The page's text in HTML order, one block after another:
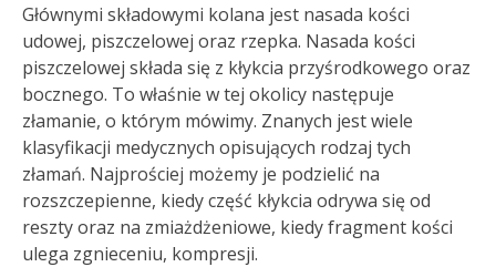
Głównymi składowymi kolana jest nasada kości
udowej, piszczelowej oraz rzepka. Nasada kości
piszczelowej składa się z kłykcia przyśrodkowego oraz
bocznego. To właśnie w tej okolicy następuje
złamanie, o którym mówimy. Znanych jest wiele
klasyfikacji medycznych opisujących rodzaj tych
złamań. Najprościej możemy je podzielić na
rozszczepienne, kiedy część kłykcia odrywa się od
reszty oraz na zmiażdżeniowe, kiedy fragment kości
ulega zgnieceniu, kompresji.